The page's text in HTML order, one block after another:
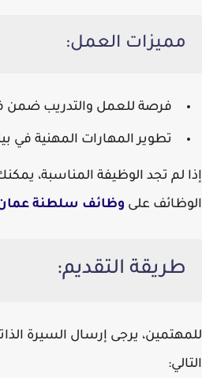
مميزات العمل:
فرصة للعمل والتدريب ضمن
تطوير المهارات المهنية في
إذا لم تجد الوظيفة المناسبة،
الوظائف على وظائف سلطنة
طريقة التقديم:
للمهتمين، يرجى إرسال السيرة
التالي: